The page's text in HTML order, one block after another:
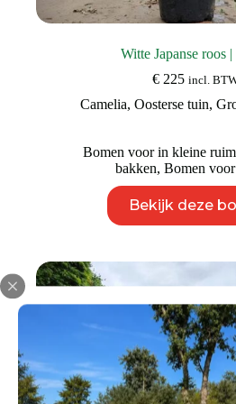
Witte Japanse roos
€ 225 incl.
Camelia,Oosterse tuin,
Bomen voor in kleine
bakken, Bomen
Bekijk dezeproduct
heeft
optie
kan
op
de